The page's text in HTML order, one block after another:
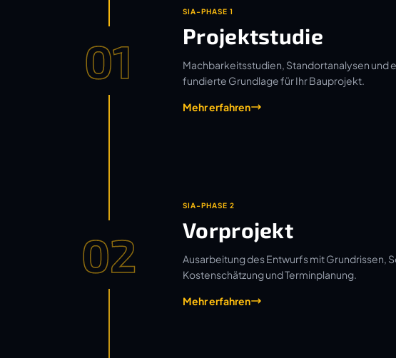
01
SIA-PHASE 1
Projektstudie
Machbarkeitsstudien, Standortanalysen und
fundierte Grundlage für Ihr Bauprojekt.
Mehr erfahren
02
SIA-PHASE 2
Vorprojekt
Ausarbeitung des Entwurfs mit Grundrissen,
Kostenschätzung und Terminplanung.
Mehr erfahren